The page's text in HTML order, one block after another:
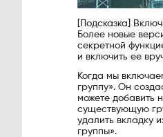
[Подсказка]
Более новые
секретной
и включить ее
Когда мы
группу». Он
можете добавить
существующую
удалить вкладку
группы».